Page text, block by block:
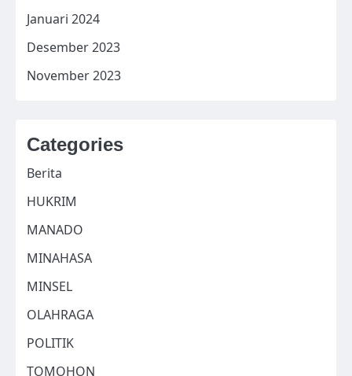
Januari 2024
Desember 2023
November 2023
Categories
Berita
HUKRIM
MANADO
MINAHASA
MINSEL
OLAHRAGA
POLITIK
TOMOHON